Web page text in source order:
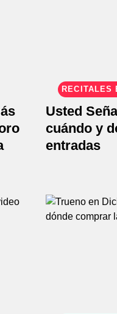
RECITALES
Usted
cuándo y
entradas